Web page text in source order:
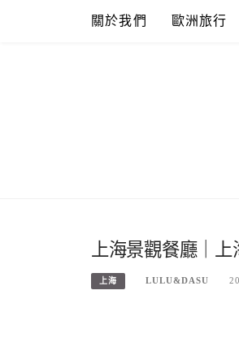
關於我們 歐洲旅行
上海景觀餐廳｜上
上海 LULU&DASU